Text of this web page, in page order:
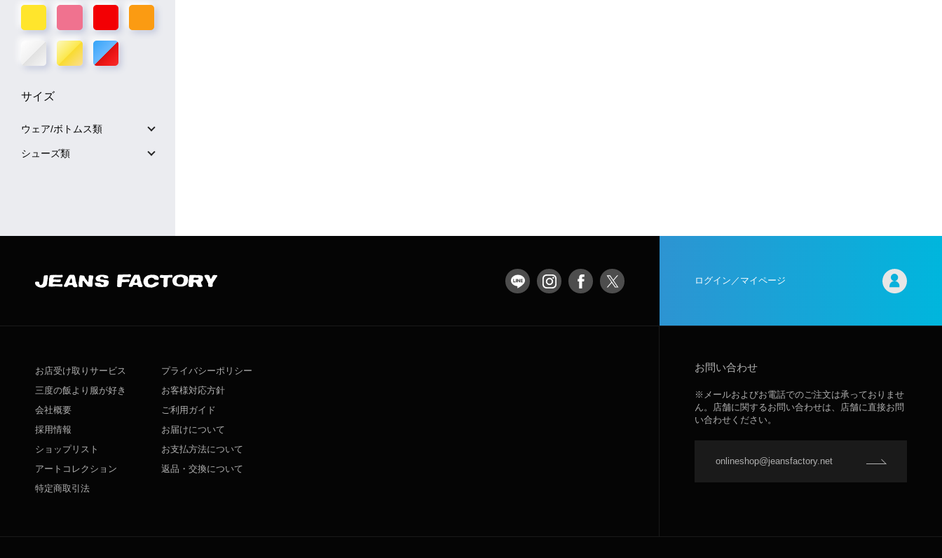
サイズ
ウェア/ボトムス類
シューズ類
ログイン／マイページ
お店受け取りサービス
三度の飯より服が好き
会社概要
採用情報
ショップリスト
アートコレクション
特定商取引法
プライバシーポリシー
お客様対応方針
ご利用ガイド
お届けについて
お支払方法について
返品・交換について
お問い合わせ
※メールおよびお電話でのご注文は承っておりませ
ん。店舗に関するお問い合わせは、店舗に直接お問
い合わせください。
onlineshop@jeansfactory.net